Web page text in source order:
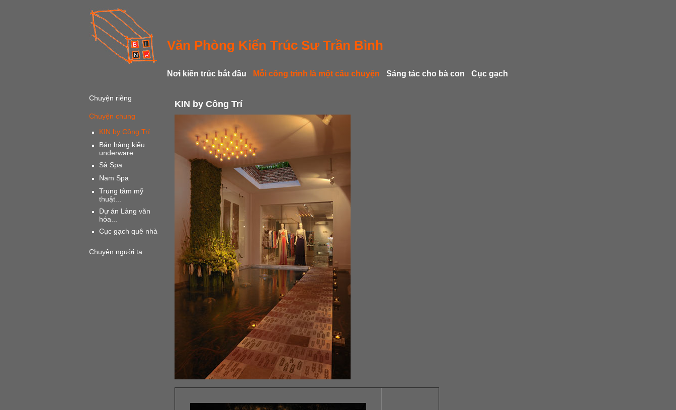
Văn Phòng Kiến Trúc Sư Trần Bình
Nơi kiến trúc bắt đầu Mỗi công trình là một câu chuyện Sáng tác cho bà con Cục gạch
Chuyện riêng
Chuyện chung
KIN by Công Trí
Bán hàng kiểu
underware
Sả Spa
Nam Spa
Trung tâm mỹ
thuật...
Dự án Làng văn
hóa...
Cục gạch quê nhà
Chuyện người ta
KIN by Công Trí